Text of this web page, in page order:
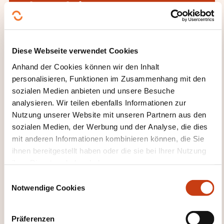
Diese Webseite verwendet Cookies
Anhand der Cookies können wir den Inhalt
personalisieren, Funktionen im Zusammenhang mit den
sozialen Medien anbieten und unsere Besuche
analysieren. Wir teilen ebenfalls Informationen zur
Nutzung unserer Website mit unseren Partnern aus den
sozialen Medien, der Werbung und der Analyse, die dies
mit anderen Informationen kombinieren können, die Sie
ihnen bereitgestellt haben oder die sie bei Ihrer Nutzung
Notwendige Cookies
Präferenzen
Liette Bour
+352 31 02 62 1
Mehr zum Weiterbildungsanbieter:
Ministère de l'Éducation nationale, de
l'Enfance et de la Jeunesse
KÖNNTEN SIE INTERESSIEREN